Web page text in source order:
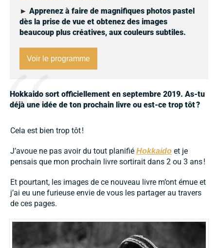
► Apprenez à faire de magnifiques photos pastel
dès la prise de vue et obtenez des images
beaucoup plus créatives, aux couleurs subtiles.
Voir le programme
Hokkaido sort officiellement en septembre 2019. As-tu
déjà une idée de ton prochain livre ou est-ce trop tôt?
Cela est bien trop tôt !
J’avoue ne pas avoir du tout planifié Hokkaido et je
pensais que mon prochain livre sortirait dans 2 ou 3 ans !
Et pourtant, les images de ce nouveau livre m’ont émue et
j’ai eu une furieuse envie de vous les partager au travers
de ces pages.